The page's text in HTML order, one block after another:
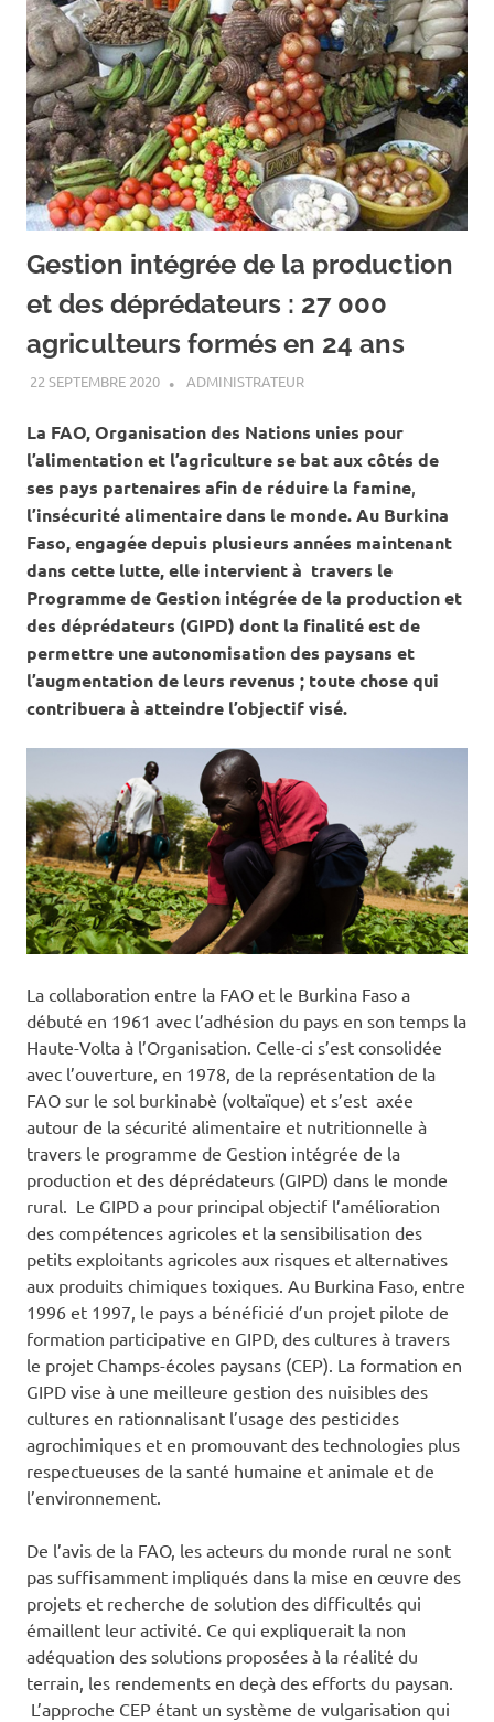
Gestion intégrée de la production
et des déprédateurs : 27 000
agriculteurs formés en 24 ans
22 SEPTEMBRE 2020 ADMINISTRATEURACTUALITÉ
La FAO, Organisation des Nations unies pour
l’alimentation et l’agriculture se bat aux côtés de
ses pays partenaires afin de réduire la famine,
l’insécurité alimentaire dans le monde. Au Burkina
Faso, engagée depuis plusieurs années maintenant
dans cette lutte, elle intervient à travers le
Programme de Gestion intégrée de la production et
des déprédateurs (GIPD) dont la finalité est de
permettre une autonomisation des paysans et
l’augmentation de leurs revenus ; toute chose qui
contribuera à atteindre l’objectif visé.
La collaboration entre la FAO et le Burkina Faso a
débuté en 1961 avec l’adhésion du pays en son temps la
Haute-Volta à l’Organisation. Celle-ci s’est consolidée
avec l’ouverture, en 1978, de la représentation de la
FAO sur le sol burkinabè (voltaïque) et s’est axée
autour de la sécurité alimentaire et nutritionnelle à
travers le programme de Gestion intégrée de la
production et des déprédateurs (GIPD) dans le monde
rural. Le GIPD a pour principal objectif l’amélioration
des compétences agricoles et la sensibilisation des
petits exploitants agricoles aux risques et alternatives
aux produits chimiques toxiques. Au Burkina Faso, entre
1996 et 1997, le pays a bénéficié d’un projet pilote de
formation participative en GIPD, des cultures à travers
le projet Champs-écoles paysans (CEP). La formation en
GIPD vise à une meilleure gestion des nuisibles des
cultures en rationnalisant l’usage des pesticides
agrochimiques et en promouvant des technologies plus
respectueuses de la santé humaine et animale et de
l’environnement.
De l’avis de la FAO, les acteurs du monde rural ne sont
pas suffisamment impliqués dans la mise en œuvre des
projets et recherche de solution des difficultés qui
émaillent leur activité. Ce qui expliquerait la non
adéquation des solutions proposées à la réalité du
terrain, les rendements en deçà des efforts du paysan.
L’approche CEP étant un système de vulgarisation qui